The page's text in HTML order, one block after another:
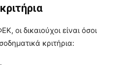
οι δικαιούχοι είναι όσοι
κριτήρια: